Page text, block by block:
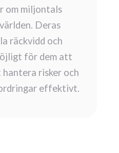
om miljontals
Deras
räckvidd och
för dem att
risker och
effektivt.